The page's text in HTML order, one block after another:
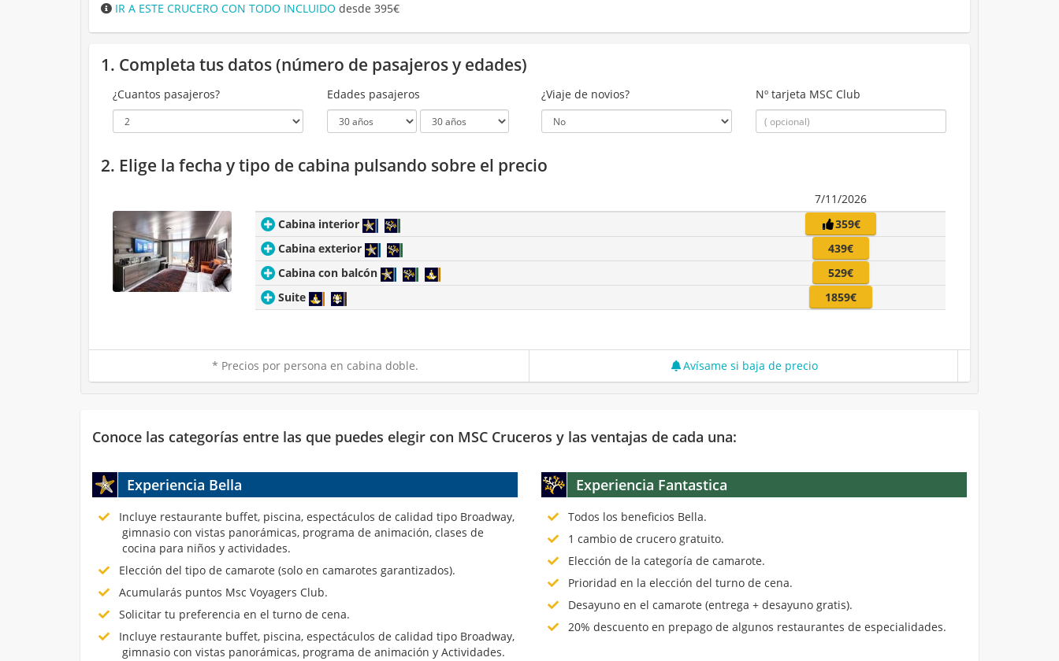
IR A ESTE CRUCERO CON TODO INCLUIDO desde 395€
1. Completa tus datos (número de pasajeros y edades)
¿Cuantos pasajeros? Edades pasajeros ¿Viaje de novios? Nº tarjeta MSC Club
2. Elige la fecha y tipo de cabina pulsando sobre el precio
7/11/2026
Cabina interior
359€
Cabina exterior
439€
Cabina con balcón
529€
Suite
1859€
* Precios por persona en cabina doble. Avísame si baja de precio
Conoce las categorías entre las que puedes elegir con MSC Cruceros y las ventajas de cada una:
Experiencia Bella
Incluye restaurante buffet, piscina, espectáculos de calidad tipo Broadway,
gimnasio con vistas panorámicas, programa de animación, clases de
cocina para niños y actividades.
Elección del tipo de camarote (solo en camarotes garantizados).
Acumularás puntos Msc Voyagers Club.
Solicitar tu preferencia en el turno de cena.
Incluye restaurante buffet, piscina, espectáculos de calidad tipo Broadway,
gimnasio con vistas panorámicas, programa de animación y Actividades.
Experiencia Fantastica
Todos los beneficios Bella.
1 cambio de crucero gratuito.
Elección de la categoría de camarote.
Prioridad en la elección del turno de cena.
Desayuno en el camarote (entrega + desayuno gratis).
20% descuento en prepago de algunos restaurantes de especialidades.